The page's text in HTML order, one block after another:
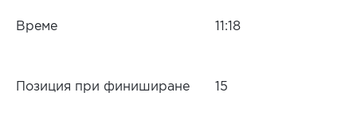
Време 11:18
Позиция при финиширане 15